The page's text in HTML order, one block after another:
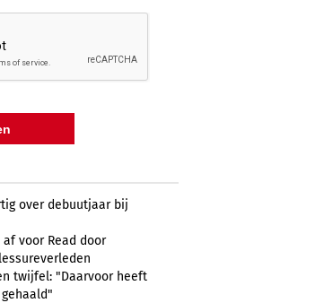
over debuutjaar bij
voor Read door
twijfel: "Daarvoor heeft